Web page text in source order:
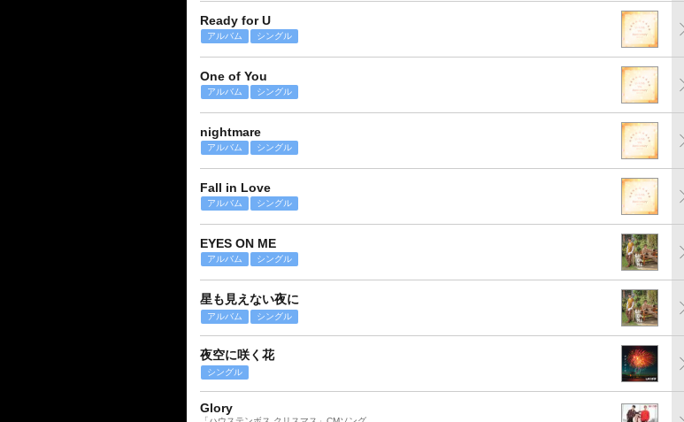
Ready for U
アルバム シングル
One of You
アルバム シングル
nightmare
アルバム シングル
Fall in Love
アルバム シングル
EYES ON ME
アルバム シングル
星も見えない夜に
アルバム シングル
夜空に咲く花
シングル
Glory